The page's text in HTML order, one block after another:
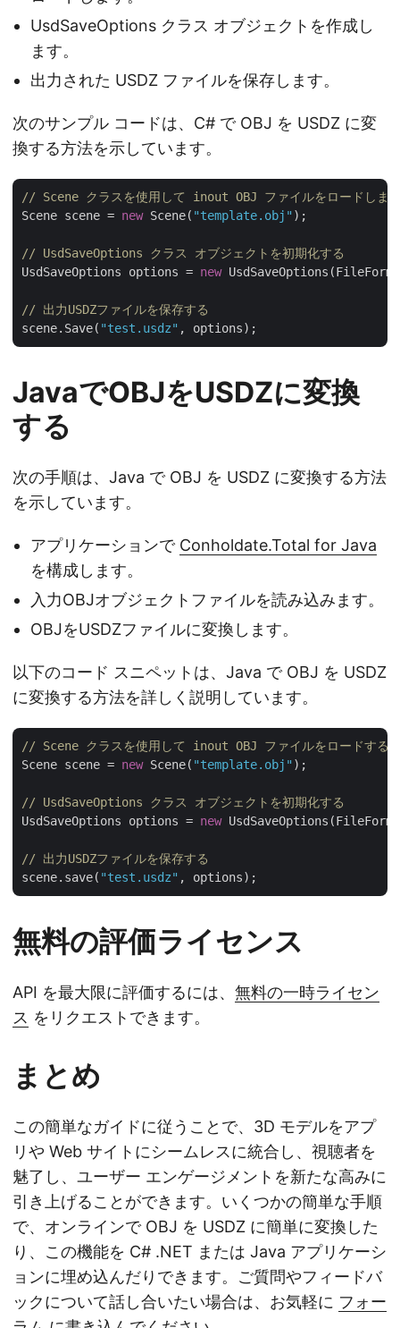
UsdSaveOptions クラス オブジェクトを作成し
ます。
出力された USDZ ファイルを保存します。
次のサンプル コードは、C# で OBJ を USDZ に変
換する方法を示しています。
// Scene クラスを使用して inout OBJ ファイルをロードしま
Scene scene = new Scene( "template.obj" );
// UsdSaveOptions クラス オブジェクトを初期化する
UsdSaveOptions options = new
// 出力USDZファイルを保存する
scene.Save( "test.usdz"
JavaでOBJをUSDZに変換
する
次の手順は、Java で OBJ を USDZ に変換する方法
を示しています。
アプリケーションで Conholdate.Total for Java
を構成します。
入力OBJオブジェクトファイルを読み込みます。
OBJをUSDZファイルに変換します。
以下のコード スニペットは、Java で OBJ を USDZ
に変換する方法を詳しく説明しています。
// Scene クラスを使用して inout OBJ ファイルをロードする
Scene scene = new Scene( "template.obj" );
// UsdSaveOptions クラス オブジェクトを初期化する
UsdSaveOptions options = new
// 出力USDZファイルを保存する
scene.save( "test.usdz"
無料の評価ライセンス
API を最大限に評価するには、 無料の一時ライセン
ス をリクエストできます。
まとめ
この簡単なガイドに従うことで、3D モデルをアプ
リや Web サイトにシームレスに統合し、視聴者を
魅了し、ユーザー エンゲージメントを新たな高みに
引き上げることができます。いくつかの簡単な手順
で、オンラインで OBJ を USDZ に簡単に変換した
り、この機能を C# .NET または Java アプリケーシ
ョンに埋め込んだりできます。ご質問やフィードバ
ックについて話し合いたい場合は、お気軽に フォー